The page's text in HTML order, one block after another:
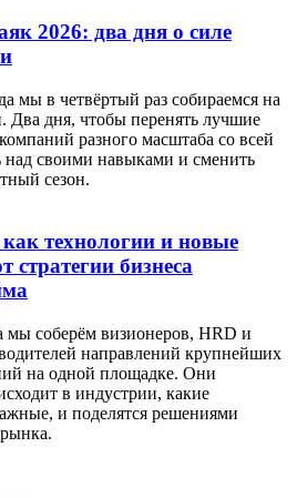
2026: два дня о силе
мы в четвёртый раз собираемся на
Два дня, чтобы перенять лучшие
разного масштаба со всей
над своими навыками и сменить
сезон.
технологии и новые
стратегии бизнеса
мы соберём визионеров, HRD и
направлений крупнейших
на одной площадке. Они
в индустрии, какие
и поделятся решениями